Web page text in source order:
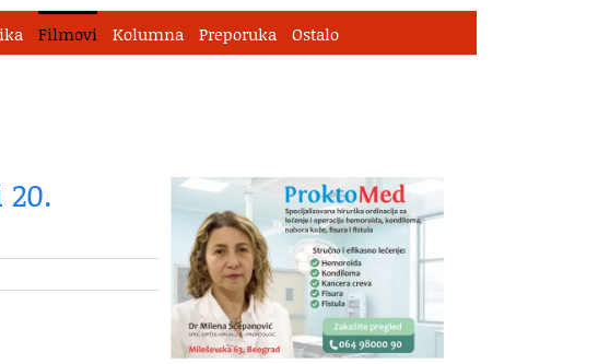
Filmovi Kolumna Preporuka Ostalo